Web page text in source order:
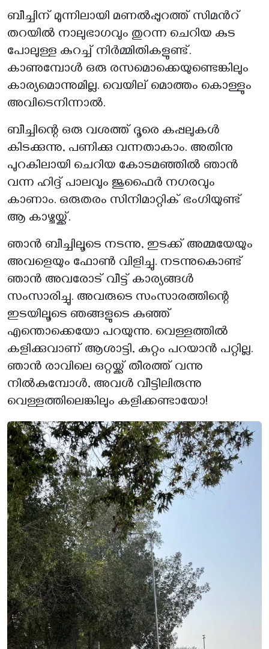
ബീച്ചിന് മുന്നിലായി മണൽപ്പുറത്ത് സിമൻറ്
തറയിൽ നാലുഭാഗവും തുറന്ന ചെറിയ കുട
പോലുള്ള കുറച്ച് നിർമ്മിതികളുണ്ട്.
കാണുമ്പോൾ ഒരു രസമൊക്കെയുണ്ടെങ്കിലും
കാര്യമൊന്നുമില്ല. വെയില് മൊത്തം കൊള്ളും
അവിടെനിന്നാൽ.
ബീച്ചിന്റെ ഒരു വശത്ത് ദൂരെ കപ്പലുകൾ
കിടക്കുന്നു, പണിക്കു വന്നതാകാം. അതിനു
പുറകിലായി ചെറിയ കോടമഞ്ഞിൽ ഞാൻ
വന്ന ഹിദ്ദ് പാലവും ജുഫൈർ നഗരവും
കാണാം. ഒരുതരം സിനിമാറ്റിക് ഭംഗിയുണ്ട്
ആ കാഴ്ചയ്ക്ക്.
ഞാൻ ബീച്ചിലൂടെ നടന്നു, ഇടക്ക് അമ്മയേയും
അവളെയും ഫോൺ വിളിച്ചു. നടന്നുകൊണ്ട്
ഞാൻ അവരോട് വീട്ട് കാര്യങ്ങൾ
സംസാരിച്ചു. അവരുടെ സംസാരത്തിന്റെ
ഇടയിലൂടെ ഞങ്ങളുടെ കുഞ്ഞ്
എന്തൊക്കെയോ പറയുന്നു. വെള്ളത്തിൽ
കളിക്കുവാണ് ആശാട്ടി, കുറ്റം പറയാൻ പറ്റില്ല.
ഞാൻ രാവിലെ ഒറ്റയ്ക്ക് തീരത്ത് വന്നു
നിൽകുമ്പോൾ, അവൾ വീട്ടിലിരുന്നു
വെള്ളത്തിലെങ്കിലും കളിക്കണ്ടായോ!